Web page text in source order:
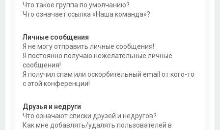
Что такое группа по умолчанию?
Что означает ссылка «Наша команда»?
Личные сообщения
Я не могу отправить личные сообщения!
Я постоянно получаю нежелательные личные
сообщения!
Я получил спам или оскорбительный email от кого-то
с этой конференции!
Друзья и недруги
Что означают списки друзей и недругов?
Как мне добавлять/удалять пользователей в